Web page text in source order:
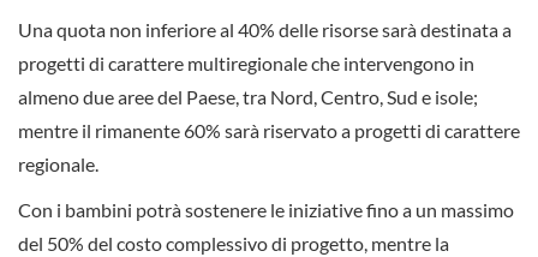
Una quota non inferiore al 40% delle risorse sarà destinata a
progetti di carattere multiregionale che intervengono in
almeno due aree del Paese, tra Nord, Centro, Sud e isole;
mentre il rimanente 60% sarà riservato a progetti di carattere
regionale.
Con i bambini potrà sostenere le iniziative fino a un massimo
del 50% del costo complessivo di progetto, mentre la